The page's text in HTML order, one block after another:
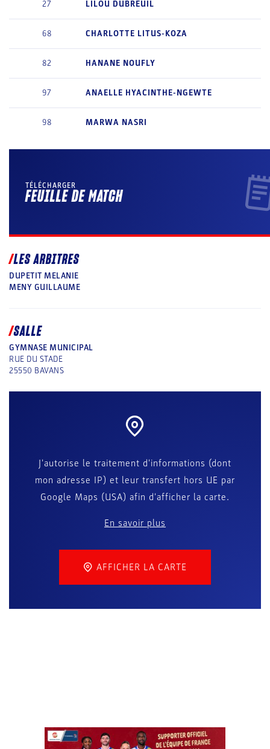
27 LILOU DUBREUIL
68 CHARLOTTE LITUS-KOZA
82 HANANE NOUFLY
97 ANAELLE HYACINTHE-NGEWTE
98 MARWA NASRI
TÉLÉCHARGER
FEUILLE DE MATCH
LES ARBITRES
DUPETIT MELANIE
MENY GUILLAUME
SALLE
GYMNASE MUNICIPAL
RUE DU STADE
25550 BAVANS
J'autorise le traitement d'informations (dont
mon adresse IP) et leur transfert hors UE par
Google Maps (USA) afin d'afficher la carte.
En savoir plus
AFFICHER LA CARTE